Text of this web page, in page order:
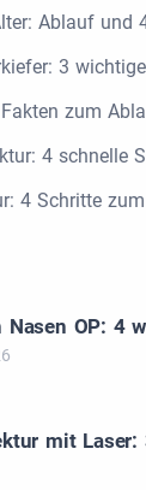
Ablauf und
3
zum
4 schnelle
4 Schritte
Nasen OP: 4
mit